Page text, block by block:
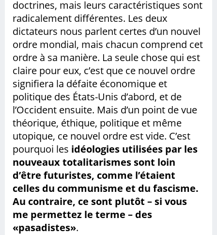
doctrines, mais leurs caractéristiques sont
radicalement différentes. Les deux
dictateurs nous parlent certes d’un nouvel
ordre mondial, mais chacun comprend cet
ordre à sa manière. La seule chose qui est
claire pour eux, c’est que ce nouvel ordre
signifiera la défaite économique et
politique des États-Unis d’abord, et de
l’Occident ensuite. Mais d’un point de vue
théorique, éthique, politique et même
utopique, ce nouvel ordre est vide. C’est
pourquoi les idéologies utilisées par les
nouveaux totalitarismes sont loin
d’être futuristes, comme l’étaient
celles du communisme et du fascisme.
Au contraire, ce sont plutôt – si vous
me permettez le terme – des
«pasadistes».